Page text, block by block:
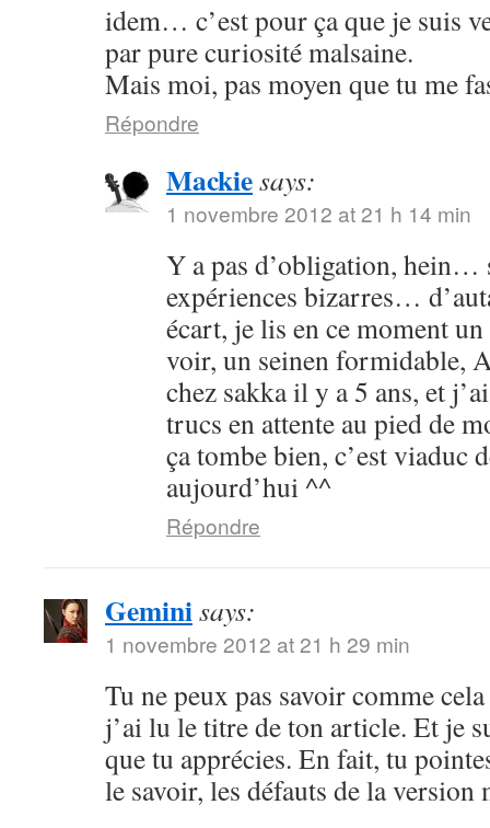
idem… c’est pour ça que je suis
par pure curiosité malsaine.
Mais moi, pas moyen que tu me
Répondre
Mackiesays:
1 novembre 2012 at 21 h 14 min
Y a pas d’obligation, hein…
expériences bizarres…
écart, je lis en ce moment
voir, un seinen formidable,
chez sakka il y a 5 ans, et
trucs en attente au pied de
ça tombe bien, c’est viaduc
aujourd’hui ^^
Répondre
Geminisays:
1 novembre 2012 at 21 h 29 min
Tu ne peux pas savoir comme
j’ai lu le titre de ton article. Et je
que tu apprécies. En fait, tu
le savoir, les défauts de la